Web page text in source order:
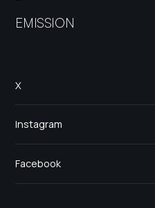
EMISSION
X
Instagram
Facebook